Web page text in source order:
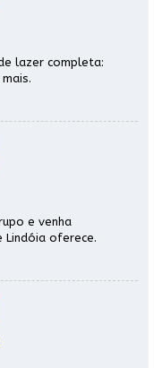
lazer completa:
e venha
Lindóia oferece.